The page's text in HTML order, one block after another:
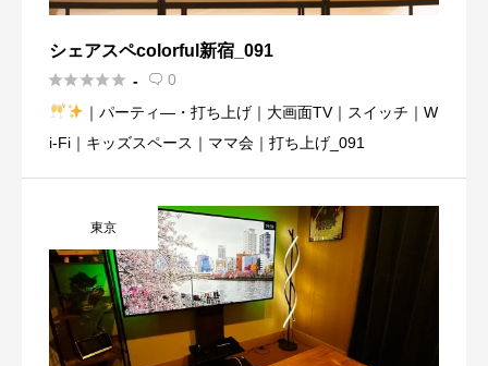
シェアスペcolorful新宿_091
 -  0
｜パーティ―・打ち上げ｜大画面TV｜スイッチ｜W
i-Fi｜キッズスペース｜ママ会｜打ち上げ_091
東京